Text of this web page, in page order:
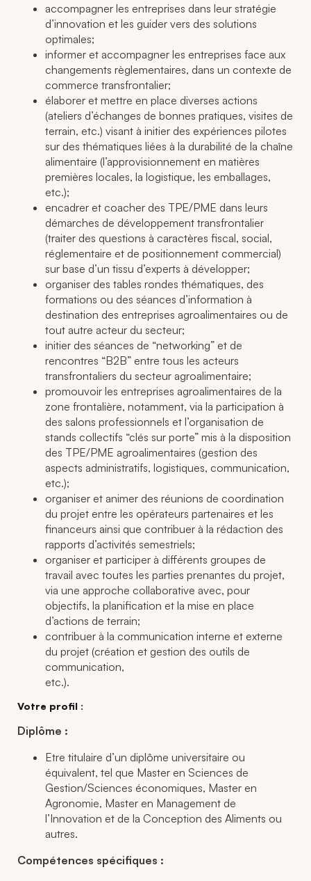
accompagner les entreprises dans leur stratégie
d’innovation et les guider vers des solutions
optimales;
informer et accompagner les entreprises face aux
changements règlementaires, dans un contexte de
commerce transfrontalier;
élaborer et mettre en place diverses actions
(ateliers d’échanges de bonnes pratiques, visites de
terrain, etc.) visant à initier des expériences pilotes
sur des thématiques liées à la durabilité de la chaîne
alimentaire (l’approvisionnement en matières
premières locales, la logistique, les emballages,
etc.);
encadrer et coacher des TPE/PME dans leurs
démarches de développement transfrontalier
(traiter des questions à caractères fiscal, social,
réglementaire et de positionnement commercial)
sur base d’un tissu d’experts à développer;
organiser des tables rondes thématiques, des
formations ou des séances d’information à
destination des entreprises agroalimentaires ou de
tout autre acteur du secteur;
initier des séances de “networking” et de
rencontres “B2B” entre tous les acteurs
transfrontaliers du secteur agroalimentaire;
promouvoir les entreprises agroalimentaires de la
zone frontalière, notamment, via la participation à
des salons professionnels et l’organisation de
stands collectifs “clés sur porte” mis à la disposition
des TPE/PME agroalimentaires (gestion des
aspects administratifs, logistiques, communication,
etc.);
organiser et animer des réunions de coordination
du projet entre les opérateurs partenaires et les
financeurs ainsi que contribuer à la rédaction des
rapports d’activités semestriels;
organiser et participer à différents groupes de
travail avec toutes les parties prenantes du projet,
via une approche collaborative avec, pour
objectifs, la planification et la mise en place
d’actions de terrain;
contribuer à la communication interne et externe
du projet (création et gestion des outils de
communication,
etc.).
Votre profil :
Diplôme :
Etre titulaire d’un diplôme universitaire ou
équivalent, tel que Master en Sciences de
Gestion/Sciences économiques, Master en
Agronomie, Master en Management de
l’Innovation et de la Conception des Aliments ou
autres.
Compétences spécifiques :